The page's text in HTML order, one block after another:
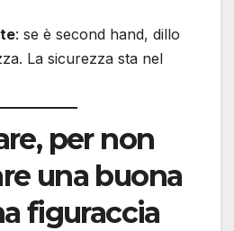
: se è second hand, dillo
La sicurezza sta nel
per non
una buona
figuraccia